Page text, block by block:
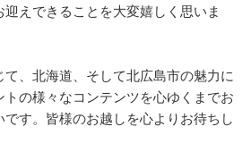
えできることを大変嬉しく思いま
、北海道、そして北広島市の魅力に
の様々なコンテンツを心ゆくまでお
す。皆様のお越しを心よりお待ちし